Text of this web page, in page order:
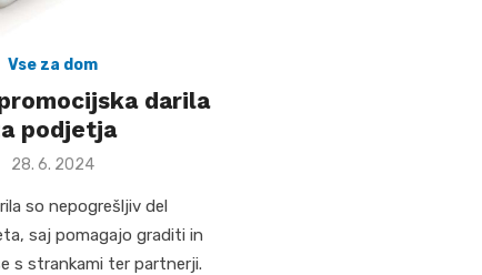
Vse za dom
darila
podjetja
Posted
28. 6. 2024
so nepogrešljiv del
saj pomagajo graditi in
s strankami ter partnerji.